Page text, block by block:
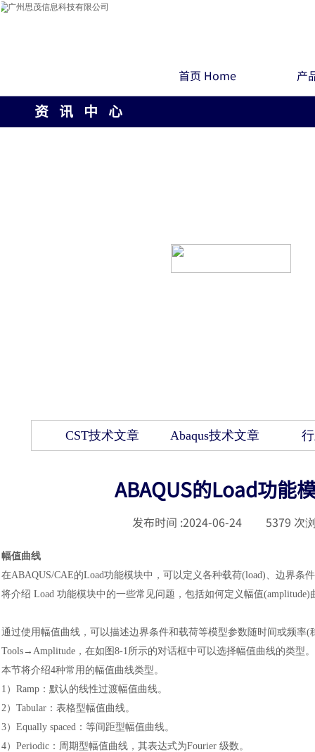
首页 Home 产
资 讯 中 心
CST技术文章 Abaqus技术文章
ABAQUS的Load功能
发布时间 :2024-06-24 5379 次
幅值曲线
在ABAQUS/CAE的Load功能模块中，可以定义各种载荷(load)、边界条
将介绍 Load 功能模块中的一些常见问题，包括如何定义幅值
通过使用幅值曲线，可以描述边界条件和载荷等模型参数随时间或频率(
Tools→Amplitude，在如图8-1所示的对话框中可以选择幅值曲线的类型。
本节将介绍4种常用的幅值曲线类型。
1） Ramp ： 默认的线性过渡幅值曲线。
2） Tabular ： 表格型幅值曲线。
3） Equally spaced ： 等间距型幅值曲线。
4） Periodic ： 周期型幅值曲线，其表达式为Fourier 级数。